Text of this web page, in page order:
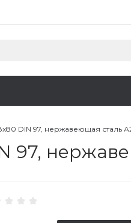
DIN 97, нержавеющая сталь
97,